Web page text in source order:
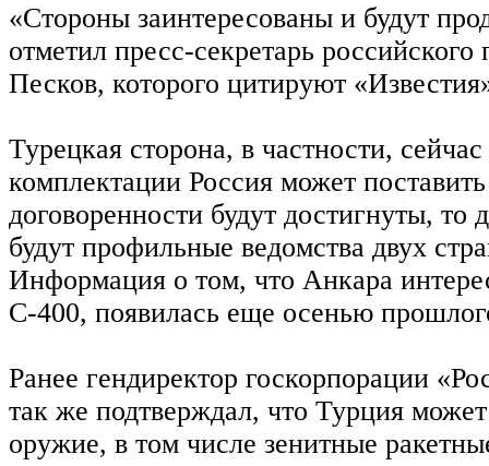
«Стороны заинтересованы и будут
отметил пресс-секретарь
Песков, которого цитируют
Турецкая сторона, в частности,
комплектации Россия может
договоренности будут достигнуты, то
будут профильные ведомства двух
Информация о том, что Анкара
С-400, появилась еще осенью
Ранее гендиректор госкорпорации
так же подтверждал, что Турция может
оружие, в том числе зенитные